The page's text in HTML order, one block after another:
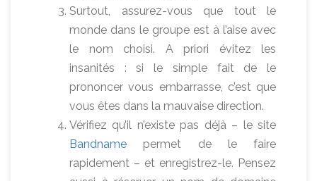
Surtout, assurez-vous que tout le
monde dans le groupe est à l’aise avec
le nom choisi. A priori évitez les
insanités : si le simple fait de le
prononcer vous embarrasse, c’est que
vous êtes dans la mauvaise direction.
Vérifiez qu’il n’existe pas déjà – le site
Bandname permet de le faire
rapidement – et enregistrez-le. Pensez